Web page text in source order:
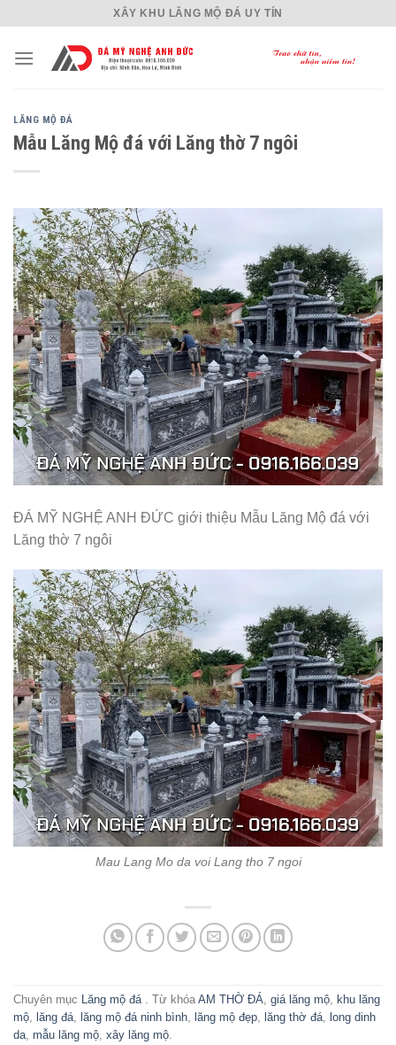
content
XÂY KHU LĂNG MỘ ĐÁ UY TÍN
LĂNG MỘ ĐÁ
Mẫu Lăng Mộ đá với Lăng thờ 7 ngôi
ĐÁ MỸ NGHỆ ANH ĐỨC giới thiệu Mẫu Lăng Mộ đá với
Lăng thờ 7 ngôi
Mau Lang Mo da voi Lang tho 7 ngoi
Chuyên mục Lăng mộ đá. Từ khóa AM THỜ ĐÁ, giá lăng mộ, khu lăng
mộ, lăng đá, lăng mộ đá ninh bình, lăng mộ đẹp, lăng thờ đá, long dinh
da, mẫu lăng mộ, xây lăng mộ.